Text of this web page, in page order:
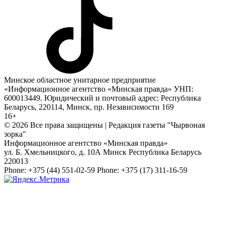
Минское областное унитарное предприятие
«Информационное агентство «Минская правда» УНП:
600013449. Юридический и почтовый адрес: Республика
Беларусь, 220114, Минск, пр. Независимости 169
16+
© 2026 Все права защищены | Редакция газеты "Чырвоная
зорка"
Информационное агентство «Минская правда»
ул. Б. Хмельницкого, д. 10А Минск Республика Беларусь
220013
Phone: +375 (44) 551-02-59 Phone: +375 (17) 311-16-59